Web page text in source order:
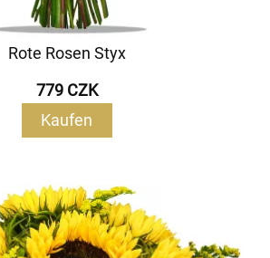
Rote Rosen Styx
779 CZK
Kaufen